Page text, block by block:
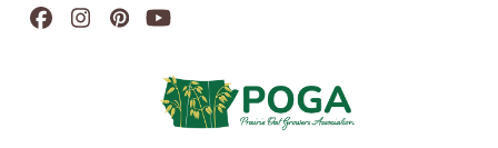
Facebook
Instagram
PinterestYouTube